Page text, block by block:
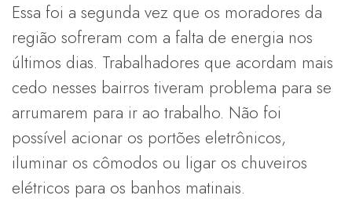
Essa foi a segunda vez que os moradores da
região sofreram com a falta de energia nos
últimos dias. Trabalhadores que acordam mais
cedo nesses bairros tiveram problema para se
arrumarem para ir ao trabalho. Não foi
possível acionar os portões eletrônicos,
iluminar os cômodos ou ligar os chuveiros
elétricos para os banhos matinais.